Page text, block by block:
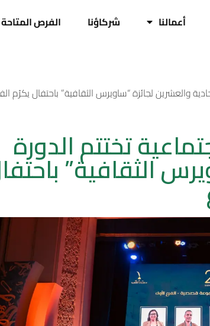
أعمالنا شركاؤنا الفرص المتاحة
والعشرين لجائزة “ساويرس الثقافية” باحتفال يكرّم
تختتم الدورة
الثقافية”